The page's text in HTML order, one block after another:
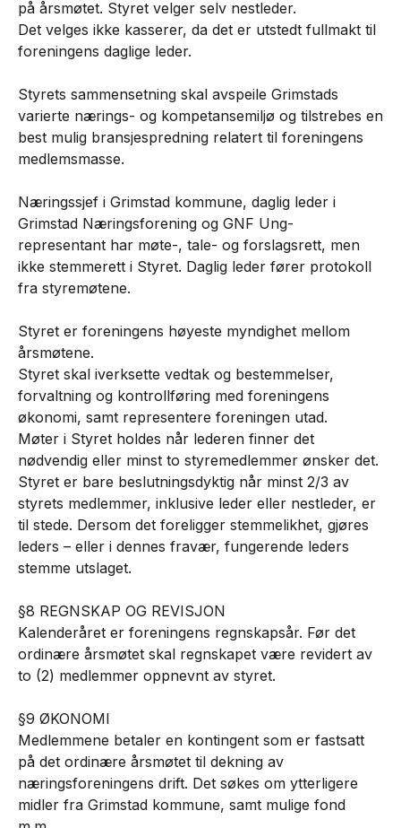
på årsmøtet. Styret velger selv nestleder.
Det velges ikke kasserer, da det er utstedt fullmakt til
foreningens daglige leder.
Styrets sammensetning skal avspeile Grimstads
varierte nærings- og kompetansemiljø og tilstrebes en
best mulig bransjespredning relatert til foreningens
medlemsmasse.
Næringssjef i Grimstad kommune, daglig leder i
Grimstad Næringsforening og GNF Ung-
representant har møte-, tale- og forslagsrett, men
ikke stemmerett i Styret. Daglig leder fører protokoll
fra styremøtene.
Styret er foreningens høyeste myndighet mellom
årsmøtene.
Styret skal iverksette vedtak og bestemmelser,
forvaltning og kontrollføring med foreningens
økonomi, samt representere foreningen utad.
Møter i Styret holdes når lederen finner det
nødvendig eller minst to styremedlemmer ønsker det.
Styret er bare beslutningsdyktig når minst 2/3 av
styrets medlemmer, inklusive leder eller nestleder, er
til stede. Dersom det foreligger stemmelikhet, gjøres
leders – eller i dennes fravær, fungerende leders
stemme utslaget.
§8 REGNSKAP OG REVISJON
Kalenderåret er foreningens regnskapsår. Før det
ordinære årsmøtet skal regnskapet være revidert av
to (2) medlemmer oppnevnt av styret.
§9 ØKONOMI
Medlemmene betaler en kontingent som er fastsatt
på det ordinære årsmøtet til dekning av
næringsforeningens drift. Det søkes om ytterligere
midler fra Grimstad kommune, samt mulige fond